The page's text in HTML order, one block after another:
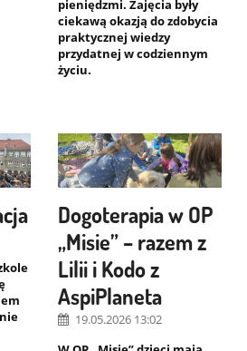
pieniędzmi. Zajęcia były
ciekawą okazją do zdobycia
praktycznej wiedzy
przydatnej w codziennym
życiu.
Dogoterapia w OP
„Misie” – razem z
Lilii i Kodo z
AspiPlaneta
19.05.2026 13:02